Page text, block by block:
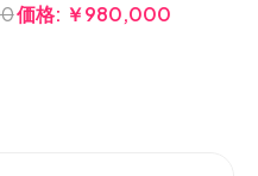
価格: ￥980,000